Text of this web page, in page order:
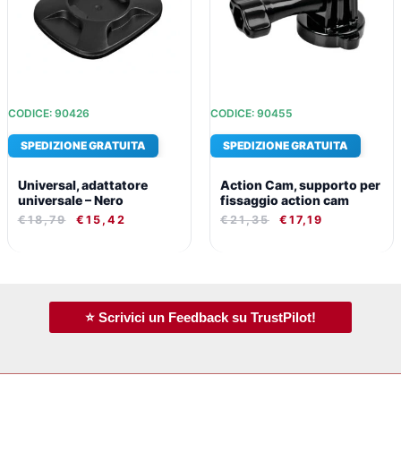
CODICE: 90426
SPEDIZIONE GRATUITA
Universal, adattatore
universale – Nero
€18,79 € 15,42
CODICE: 90455
SPEDIZIONE GRATUITA
Action Cam, supporto per
fissaggio action cam
€21,35 € 17,19
⭐ Scrivici un Feedback su TrustPilot!